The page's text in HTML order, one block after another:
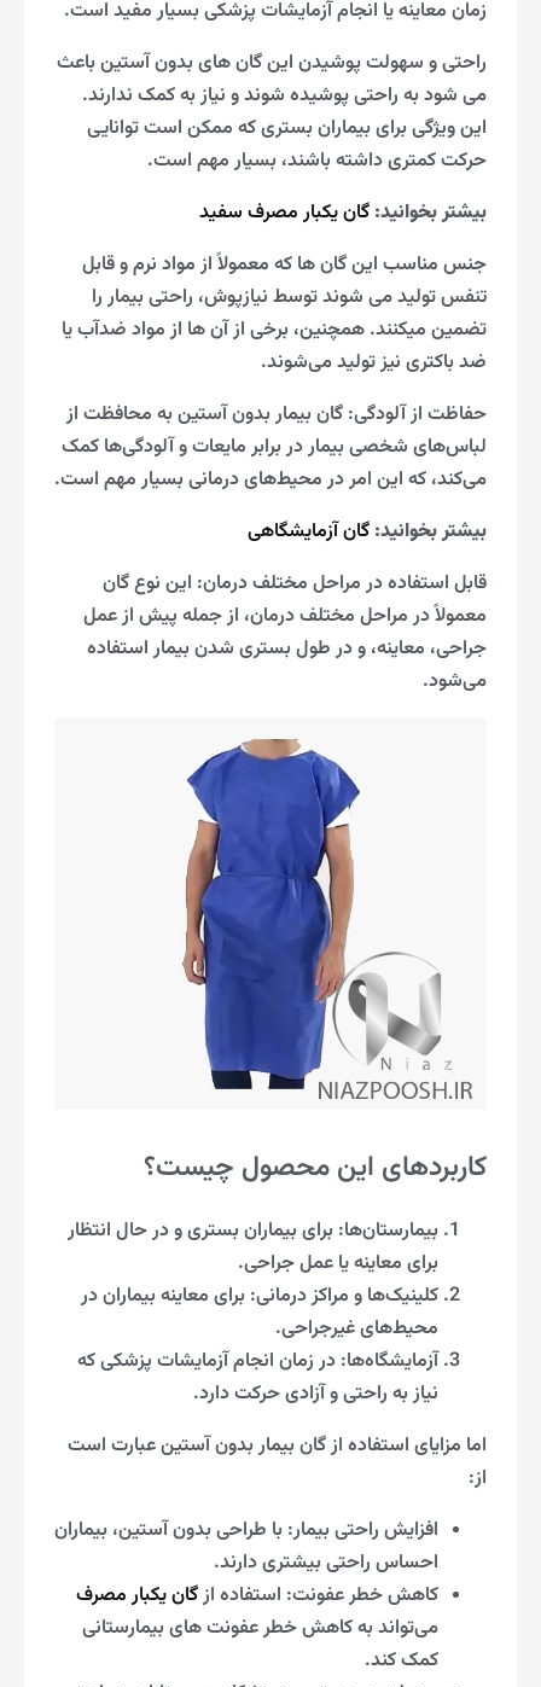
زمان معاینه یا انجام آزمایشات پزشکی بسیار مفید است.
راحتی و سهولت پوشیدن این گان‌ های بدون آستین باعث
می شود به راحتی پوشیده شوند و نیاز به کمک ندارند.
این ویژگی برای بیماران بستری که ممکن است توانایی
حرکت کمتری داشته باشند، بسیار مهم است.
بیشتر بخوانید: گان یکبار مصرف سفید
جنس مناسب این گان‌ ها که معمولاً از مواد نرم و قابل
تنفس تولید می شوند توسط نیازپوش، راحتی بیمار را
تضمین میکنند. همچنین، برخی از آن‌ ها از مواد ضدآب یا
ضد باکتری نیز تولید می‌شوند.
حفاظت از آلودگی: گان بیمار بدون آستین به محافظت از
لباس‌های شخصی بیمار در برابر مایعات و آلودگی‌ها کمک
می‌کند، که این امر در محیط‌های درمانی بسیار مهم است.
بیشتر بخوانید: گان آزمایشگاهی
قابل استفاده در مراحل مختلف درمان: این نوع گان
معمولاً در مراحل مختلف درمان، از جمله پیش از عمل
جراحی، معاینه، و در طول بستری شدن بیمار استفاده
می‌شود.
کاربردهای این محصول چیست؟
بیمارستان‌ها: برای بیماران بستری و در حال انتظار
برای معاینه یا عمل جراحی.
کلینیک‌ها و مراکز درمانی: برای معاینه بیماران در
محیط‌های غیرجراحی.
آزمایشگاه‌ها: در زمان انجام آزمایشات پزشکی که
نیاز به راحتی و آزادی حرکت دارد.
اما مزایای استفاده از گان بیمار بدون آستین عبارت است
از:
افزایش راحتی بیمار: با طراحی بدون آستین، بیماران
احساس راحتی بیشتری دارند.
کاهش خطر عفونت: استفاده ازگان یکبار مصرف
می‌تواند به کاهش خطر عفونت‌ های بیمارستانی
کمک کند.